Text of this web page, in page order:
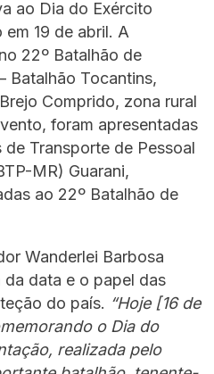
ao Dia do Exército
19 de abril. A
22º Batalhão de
Batalhão Tocantins,
Comprido, zona rural
foram apresentadas
Transporte de Pessoal
MR) Guarani,
ao 22º Batalhão de
Wanderlei Barbosa
data e o papel das
do país. “Hoje [16 de
o Dia do
realizada pelo